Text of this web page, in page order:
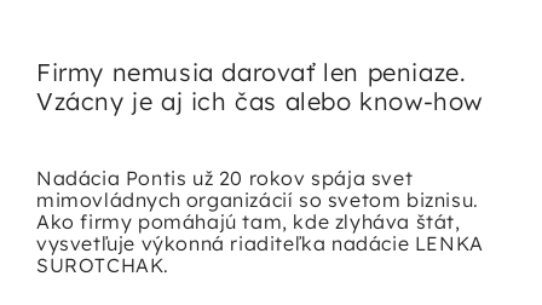
Firmy nemusia darovať len peniaze.
Vzácny je aj ich čas alebo know-how
Nadácia Pontis už 20 rokov spája svet
mimovládnych organizácií so svetom biznisu.
Ako firmy pomáhajú tam, kde zlyháva štát,
vysvetľuje výkonná riaditeľka nadácie LENKA
SUROTCHAK.